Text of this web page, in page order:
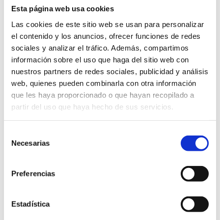
Esta página web usa cookies
Las cookies de este sitio web se usan para personalizar
el contenido y los anuncios, ofrecer funciones de redes
sociales y analizar el tráfico. Además, compartimos
información sobre el uso que haga del sitio web con
nuestros partners de redes sociales, publicidad y análisis
web, quienes pueden combinarla con otra información
que les haya proporcionado o que hayan recopilado a
partir del uso que haya hecho de sus servicios.
Necesarias
Preferencias
Estadística
Más información
Danza
Plaça del Consell